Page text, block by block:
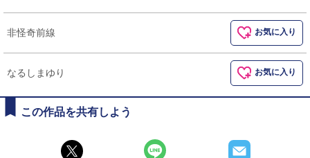
非怪奇前線 お気に入り
なるしまゆり お気に入り
この作品を共有しよう